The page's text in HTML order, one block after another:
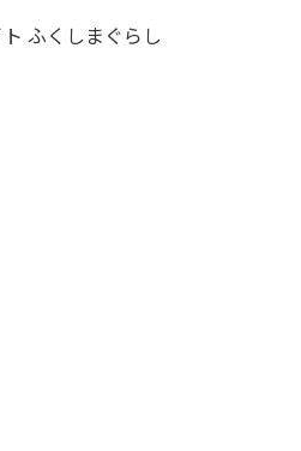
ふくしまぐらし